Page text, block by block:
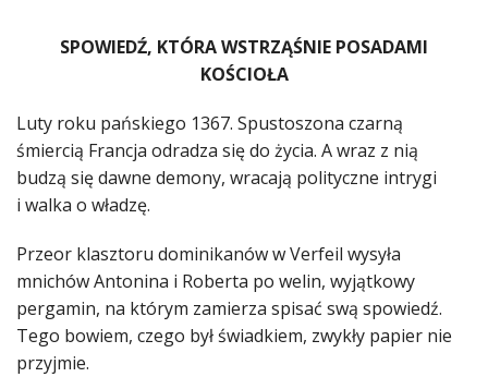
SPOWIEDŹ, KTÓRA WSTRZĄŚNIE POSADAMI
KOŚCIOŁA
Luty roku pańskiego 1367. Spustoszona czarną
śmiercią Francja odradza się do życia. A wraz z nią
budzą się dawne demony, wracają polityczne intrygi
i walka o władzę.
Przeor klasztoru dominikanów w Verfeil wysyła
mnichów Antonina i Roberta po welin, wyjątkowy
pergamin, na którym zamierza spisać swą spowiedź.
Tego bowiem, czego był świadkiem, zwykły papier nie
przyjmie.